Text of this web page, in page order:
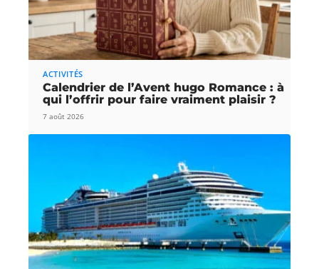
ACTIVITÉS
Calendrier de l’Avent hugo Romance : à
qui l’offrir pour faire vraiment plaisir ?
7 août 2026